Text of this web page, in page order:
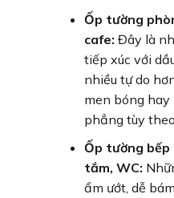
Ốp tường
cafe: Đây là
tiếp xúc với
nhiều tự do
men bóng
phẳng tùy
Ốp tường bếp
tắm, WC:
ẩm ướt, dễ